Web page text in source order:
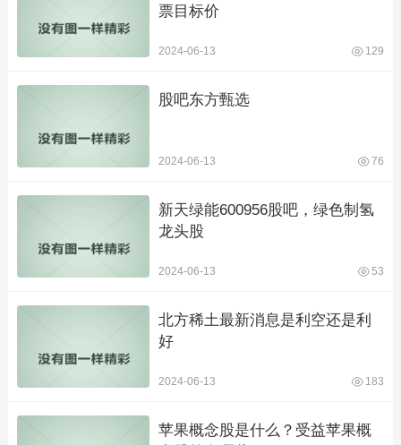
票目标价
2024-06-13 129
股吧东方甄选
2024-06-13 76
新天绿能600956股吧，绿色制氢
龙头股
2024-06-13 53
北方稀土最新消息是利空还是利
好
2024-06-13 183
苹果概念股是什么？受益苹果概